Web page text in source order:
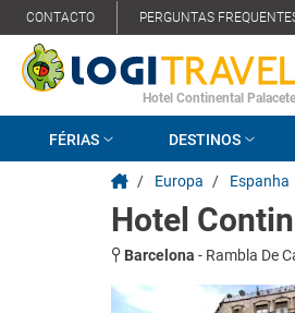
CONTACTO PERGUNTAS
Hotel Continental Palacete
FÉRIAS DESTINOS
/ Europa / Espanha
Hotel
Barcelona - Rambla De